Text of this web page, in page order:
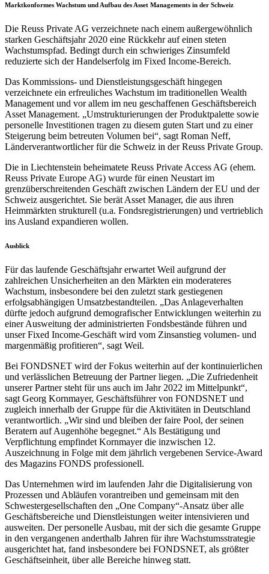
Marktkonformes Wachstum und Aufbau des Asset Managements in der Schweiz
Die Reuss Private AG verzeichnete nach einem außergewöhnlich
starken Geschäftsjahr 2020 eine Rückkehr auf einen steten
Wachstumspfad. Bedingt durch ein schwieriges Zinsumfeld
reduzierte sich der Handelserfolg im Fixed Income-Bereich.
Das Kommissions- und Dienstleistungsgeschäft hingegen
verzeichnete ein erfreuliches Wachstum im traditionellen Wealth
Management und vor allem im neu geschaffenen Geschäftsbereich
Asset Management. „Umstrukturierungen der Produktpalette sowie
personelle Investitionen tragen zu diesem guten Start und zu einer
Steigerung beim betreuten Volumen bei“, sagt Roman Neff,
Länderverantwortlicher für die Schweiz in der Reuss Private Group.
Die in Liechtenstein beheimatete Reuss Private Access AG (ehem.
Reuss Private Europe AG) wurde für einen Neustart im
grenzüberschreitenden Geschäft zwischen Ländern der EU und der
Schweiz ausgerichtet. Sie berät Asset Manager, die aus ihren
Heimmärkten strukturell (u.a. Fondsregistrierungen) und vertrieblich
ins Ausland expandieren wollen.
Ausblick
Für das laufende Geschäftsjahr erwartet Weil aufgrund der
zahlreichen Unsicherheiten an den Märkten ein moderateres
Wachstum, insbesondere bei den zuletzt stark gestiegenen
erfolgsabhängigen Umsatzbestandteilen. „Das Anlageverhalten
dürfte jedoch aufgrund demografischer Entwicklungen weiterhin zu
einer Ausweitung der administrierten Fondsbestände führen und
unser Fixed Income-Geschäft wird vom Zinsanstieg volumen- und
margenmäßig profitieren“, sagt Weil.
Bei FONDSNET wird der Fokus weiterhin auf der kontinuierlichen
und verlässlichen Betreuung der Partner liegen. „Die Zufriedenheit
unserer Partner steht für uns auch im Jahr 2022 im Mittelpunkt“,
sagt Georg Kornmayer, Geschäftsführer von FONDSNET und
zugleich innerhalb der Gruppe für die Aktivitäten in Deutschland
verantwortlich. „Wir sind und bleiben der faire Pool, der seinen
Beratern auf Augenhöhe begegnet.“ Als Bestätigung und
Verpflichtung empfindet Kornmayer die inzwischen 12.
Auszeichnung in Folge mit dem jährlich vergebenen Service-Award
des Magazins FONDS professionell.
Das Unternehmen wird im laufenden Jahr die Digitalisierung von
Prozessen und Abläufen vorantreiben und gemeinsam mit den
Schwestergesellschaften den „One Company“-Ansatz über alle
Geschäftsbereiche und Dienstleistungen weiter intensivieren und
ausweiten. Der personelle Ausbau, mit der sich die gesamte Gruppe
in den vergangenen anderthalb Jahren für ihre Wachstumsstrategie
ausgerichtet hat, fand insbesondere bei FONDSNET, als größter
Geschäftseinheit, über alle Bereiche hinweg statt.